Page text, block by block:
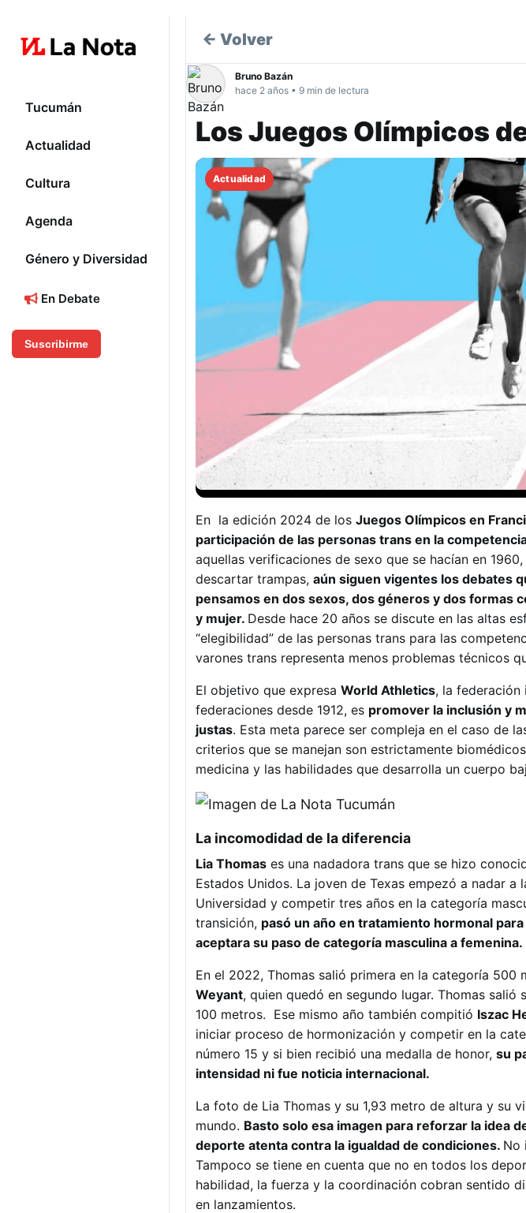
Tucumán
Actualidad
Cultura
Agenda
Género y Diversidad
En Debate
Suscribirme
← Volver
Bruno Bazán
hace 2 años • 9 min de lectura
Los Juegos Olímpicos
Actualidad
En la edición 2024 de los Juegos Olímpicos en
participación de las personas trans en la
aquellas verificaciones de sexo que se hacían en
descartar trampas, aún siguen vigentes los debates
pensamos en dos sexos, dos géneros y dos formas
y mujer. Desde hace 20 años se discute en las altas
“elegibilidad” de las personas trans para las
varones trans representa menos problemas técnicos
El objetivo que expresa World Athletics, la federación
federaciones desde 1912, es promover la inclusión y
justas. Esta meta parece ser compleja en el caso de
criterios que se manejan son estrictamente
medicina y las habilidades que desarrolla un cuerpo
La incomodidad de la diferencia
Lia Thomas es una nadadora trans que se hizo
Estados Unidos. La joven de Texas empezó a nadar
Universidad y competir tres años en la categoría
transición, pasó un año en tratamiento hormonal
aceptara su paso de categoría masculina a femenina.
En el 2022, Thomas salió primera en la categoría 500
Weyant, quien quedó en segundo lugar. Thomas
100 metros. Ese mismo año también compitió Iszac
iniciar proceso de hormonización y competir en la
número 15 y si bien recibió una medalla de honor, su
intensidad ni fue noticia internacional.
La foto de Lia Thomas y su 1,93 metro de altura y su
mundo. Basto solo esa imagen para reforzar la idea
deporte atenta contra la igualdad de condiciones. No
Tampoco se tiene en cuenta que no en todos los
habilidad, la fuerza y la coordinación cobran sentido
en lanzamientos.